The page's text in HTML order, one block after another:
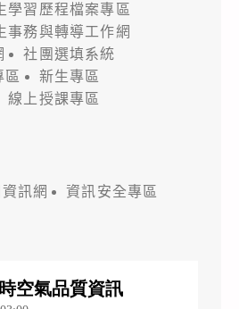
學習歷程檔案專區
事務與轉導工作網
社團選填系統
區
新生專區
線上授課專區
訊網
資訊安全專區